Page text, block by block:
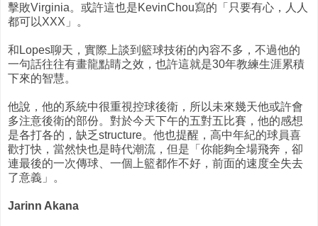
擊敗Virginia。或許這也是KevinChou寫的「只要有心，人人
都可以XXX」。
和Lopes聊天，實際上談到籃球技術的內容不多，不過他的
一句話往往有畫龍點睛之效，也許這就是30年教練生涯累積
下來的智慧。
他說，他的系統中很重視控球後衛，所以未來幾天他或許會
多注意後衛的部份。對於今天下午的五對五比賽，他的感想
是各打各的，缺乏structure。他也提醒，高中年紀的球員喜
歡打快，當然快也是時代潮流，但是「你能夠全場飛奔，卻
連最後的一次傳球、一個上籃都作不好，前面的速度全失去
了意義」。
Jarinn Akana